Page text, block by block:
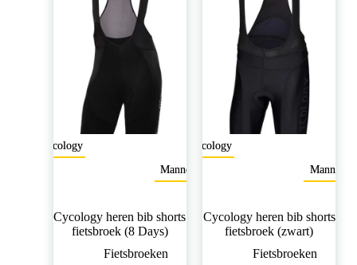
productpagina
Cycology
Mannen
Cycology heren bib shorts
fietsbroek (8 Days)
Fietsbroeken
Cycology
Mannen
Cycology heren bib shorts
fietsbroek (zwart)
Fietsbroeken